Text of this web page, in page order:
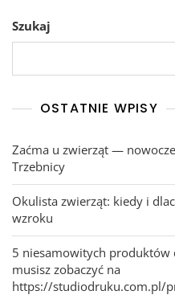
Szukaj
OSTATNIE WPISY
Zaćma u zwierząt —
Trzebnicy
Okulista zwierząt: kiedy i
wzroku
5 niesamowitych produktów
musisz zobaczyć na
https://studiodruku.com.pl/